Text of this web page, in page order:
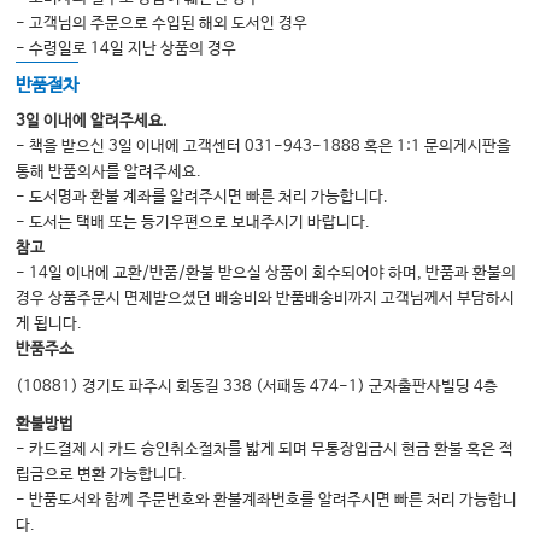
- 고객님의 주문으로 수입된 해외 도서인 경우
- 수령일로 14일 지난 상품의 경우
반품절차
3일 이내에 알려주세요.
- 책을 받으신 3일 이내에 고객센터 031-943-1888 혹은 1:1 문의게시판을
통해 반품의사를 알려주세요.
- 도서명과 환불 계좌를 알려주시면 빠른 처리 가능합니다.
- 도서는 택배 또는 등기우편으로 보내주시기 바랍니다.
참고
- 14일 이내에 교환/반품/환불 받으실 상품이 회수되어야 하며, 반품과 환불의
경우 상품주문시 면제받으셨던 배송비와 반품배송비까지 고객님께서 부담하시
게 됩니다.
반품주소
(10881) 경기도 파주시 회동길 338 (서패동 474-1) 군자출판사빌딩 4층
환불방법
- 카드결제 시 카드 승인취소절차를 밟게 되며 무통장입금시 현금 환불 혹은 적
립금으로 변환 가능합니다.
- 반품도서와 함께 주문번호와 환불계좌번호를 알려주시면 빠른 처리 가능합니
다.